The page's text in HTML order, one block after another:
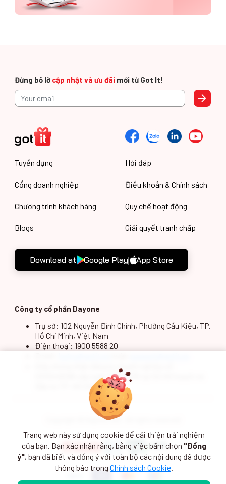
Đừng bỏ lỡ cập nhật và ưu đãi mới từ Got It!
Tuyển dụng
Cổng doanh nghiệp
Chương trình khách hàng
Blogs
Hỏi đáp
Điều khoản & Chính sách
Quy chế hoạt động
Giải quyết tranh chấp
Download at Google Play App Store
Công ty cổ phần Dayone
Trụ sở: 102 Nguyễn Đình Chính, Phường Cầu Kiệu, TP.
Hồ Chí Minh, Việt Nam
Điện thoại: 1900 5588 20
0313249098 cấp ngày 13/5/2015 tại Sở Kế hoạch và
Đầu tư TP. Hồ Chí Minh
Copyright © Dayone JSC. All rights reserved
Trang web này sử dụng cookie để cải thiện trải nghiệm
của bạn. Bạn xác nhận rằng, bằng việc bấm chọn "Đồng
ý", bạn đã biết và đồng ý với toàn bộ các nội dung đã được
thông báo trong Chính sách Cookie.